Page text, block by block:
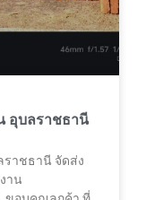
อุบลราชธานี
ราชธานี จัดส่ง
าน